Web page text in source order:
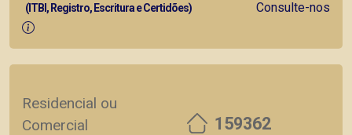
(ITBI, Registro, Escritura e Certidões) Consulte-nos
Residencial ou
Comercial
159362